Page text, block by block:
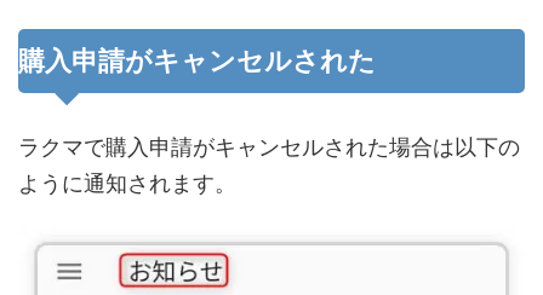
購入申請がキャンセルされた
ラクマで購入申請がキャンセルされた場合は以下の
ように通知されます。